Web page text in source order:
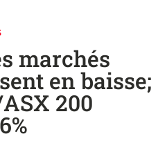
marchés
en baisse;
200